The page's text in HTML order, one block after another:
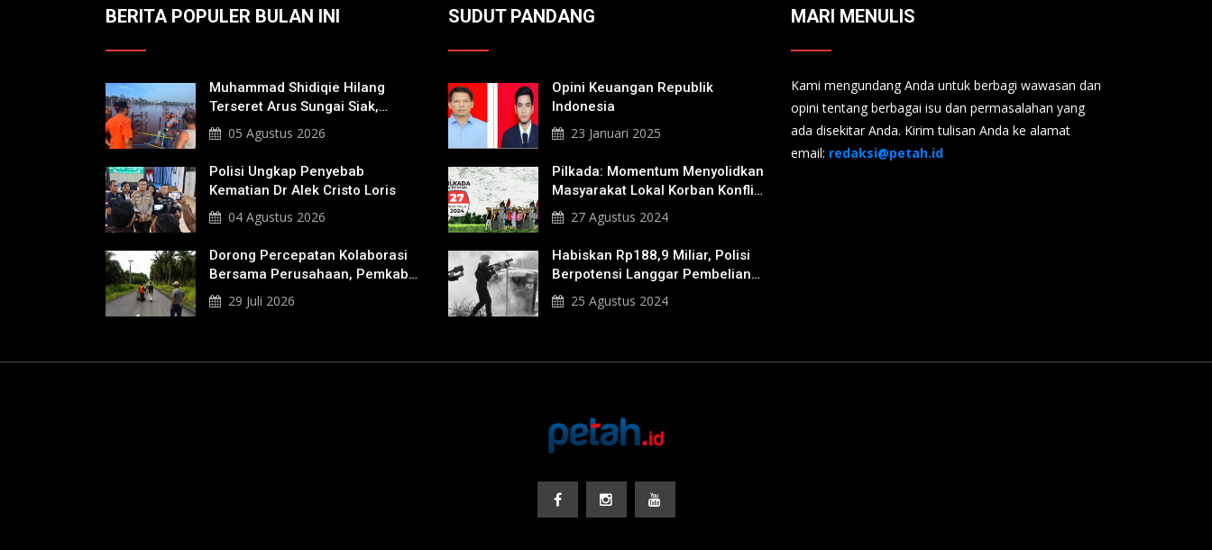
BERITA POPULER BULAN INI
Muhammad Shidiqie Hilang
Terseret Arus Sungai Siak,
Penacarian Terus Dilakukan
05 Agustus 2026
Polisi Ungkap Penyebab
Kematian Dr Alek Cristo Loris
04 Agustus 2026
Dorong Percepatan Kolaborasi
Bersama Perusahaan, Pemkab
Bakal Tangani Jalan KITB -
Sungai Rawa Yang Rusak
29 Juli 2026
SUDUT PANDANG
Opini Keuangan Republik
Indonesia
23 Januari 2025
Pilkada: Momentum Menyolidkan
Masyarakat Lokal Korban Konflik
Agraria27 Agustus 2024
Habiskan Rp188,9 Miliar, Polisi
Berpotensi Langgar Pembelian
Gas Air Mata
25 Agustus 2024
MARI MENULIS
Kami mengundang Anda untuk berbagi wawasan dan
opini tentang berbagai isu dan permasalahan yang
ada disekitar Anda. Kirim tulisan Anda ke alamat
email: redaksi@petah.id